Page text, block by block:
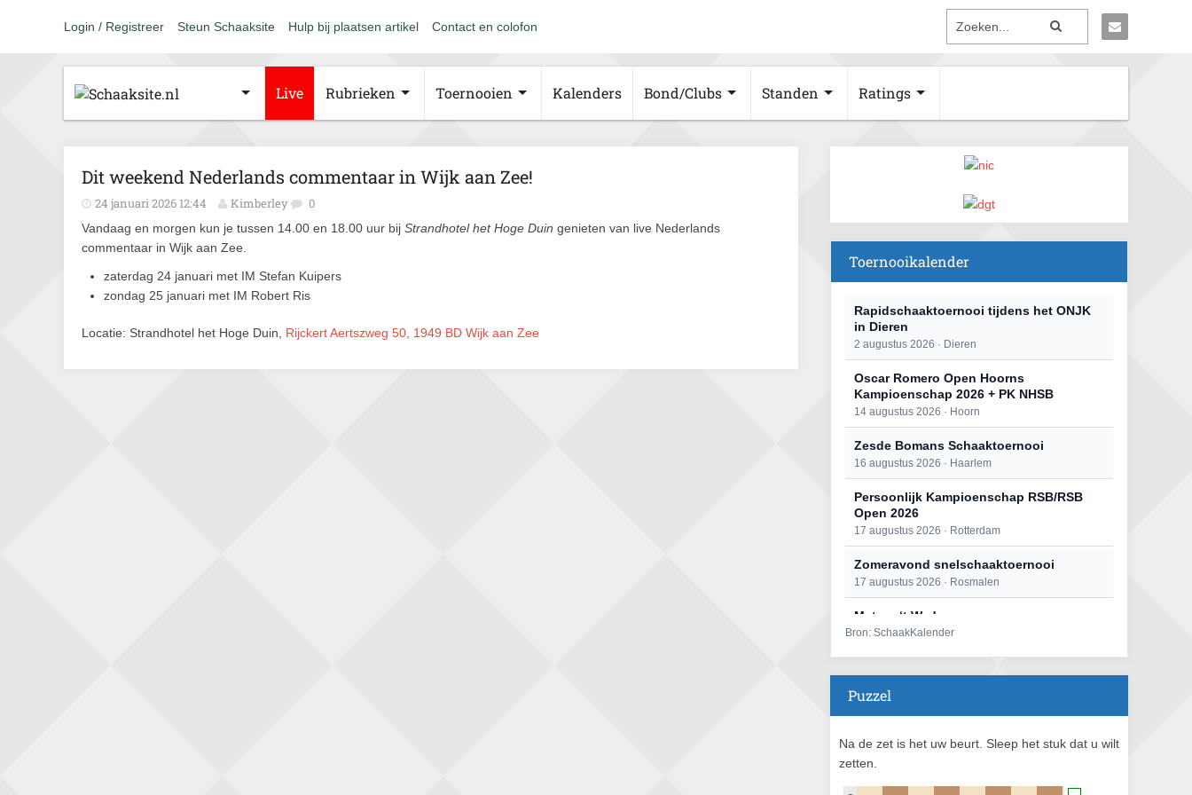
Login / Registreer Steun Schaaksite Hulp bij plaatsen artikel Contact en colofon
Live Rubrieken Toernooien Kalenders Bond/Clubs Standen Ratings
Dit weekend Nederlands commentaar in Wijk aan Zee!
24 januari 2026 12:44 Kimberley 0
Vandaag en morgen kun je tussen 14.00 en 18.00 uur bij Strandhotel het Hoge Duin genieten van live Nederlands
commentaar in Wijk aan Zee.
zaterdag 24 januari met IM Stefan Kuipers
zondag 25 januari met IM Robert Ris
Locatie: Strandhotel het Hoge Duin, Rijckert Aertszweg 50, 1949 BD Wijk aan Zee
Toernooikalender
Rapidschaaktoernooi tijdens het ONJK
in Dieren
2 augustus 2026 · Dieren
Oscar Romero Open Hoorns
Kampioenschap 2026 + PK NHSB
14 augustus 2026 · Hoorn
Zesde Bomans Schaaktoernooi
16 augustus 2026 · Haarlem
Persoonlijk Kampioenschap RSB/RSB
Open 2026
17 augustus 2026 · Rotterdam
Zomeravond snelschaaktoernooi
17 augustus 2026 · Rosmalen
Mat op ‘t Wad
22 augustus 2026 · Den Burg, Texel
22 augustus 2026 · Udenhout, Gemeente Tilburg
2e Utrechts kroegloperstoernooi
Bron: SchaakKalender
Puzzel
Na de zet is het uw beurt. Sleep het stuk dat u wilt
zetten.